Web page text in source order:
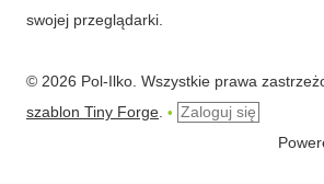
swojej przeglądarki.
© 2026 Pol-Ilko. Wszystkie prawa
szablon Tiny Forge. • Zaloguj się